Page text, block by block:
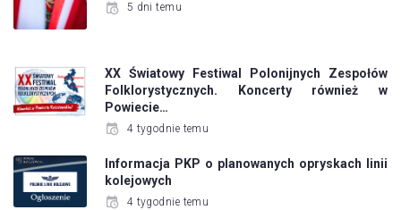
5 dni temu
XX Światowy Festiwal Polonijnych Zespołów
Folklorystycznych. Koncerty również w
Powiecie…
4 tygodnie temu
Informacja PKP o planowanych opryskach linii
kolejowych
4 tygodnie temu